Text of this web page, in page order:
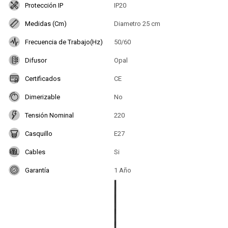
Protección IP IP20
Medidas (Cm) Diametro 25 cm
Frecuencia de Trabajo(Hz) 50/60
Difusor Opal
Certificados CE
Dimerizable No
Tensión Nominal 220
Casquillo E27
Cables Si
Garantía 1 Año